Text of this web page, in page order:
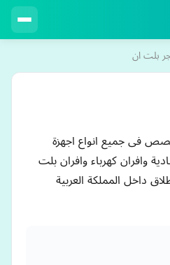
بلت ان
فى جميع انواع اجهزة
وافران كهرباء وافران بلت
داخل المملكة العربية